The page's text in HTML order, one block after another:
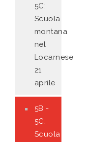
5C:
Scuola
montana
nel
Locarnese
21
aprile
5B -
5C:
Scuola